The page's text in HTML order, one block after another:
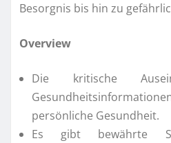
Besorgnis bis hin zu
Overview
Die kritische
persönliche Gesundheit.
Es gibt bewährte